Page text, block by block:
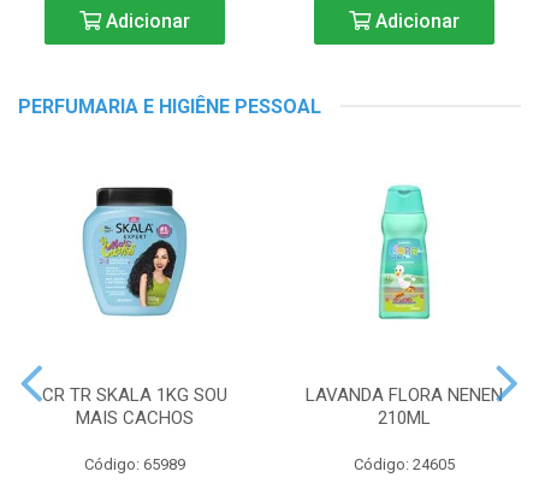
Adicionar Adicionar
PERFUMARIA E HIGIÊNE PESSOAL
CR TR SKALA 1KG SOU
MAIS CACHOS
Código: 65989
LAVANDA FLORA NENEN
210ML
Código: 24605